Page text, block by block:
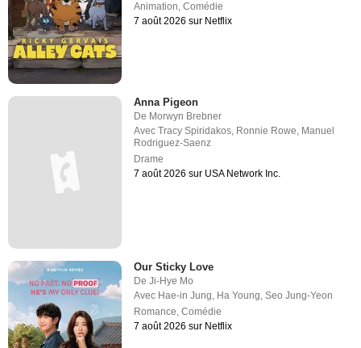
Animation,Comédie
7 août 2026 sur Netflix
Anna Pigeon
De Morwyn Brebner
AvecTracy Spiridakos, Ronnie Rowe, Manuel
Rodriguez-Saenz
Drame
7 août 2026 sur USA Network Inc.
Our Sticky Love
DeJi-Hye Mo
Avec Hae-in Jung Ha Young ,Seo Jung-Yeon
Romance ,Comédie
7 août 2026 sur Netflix